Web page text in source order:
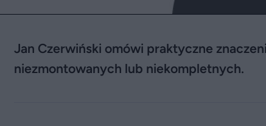
Jan Czerwiński omówi praktyczne
niezmontowanych lub niekompletnych.